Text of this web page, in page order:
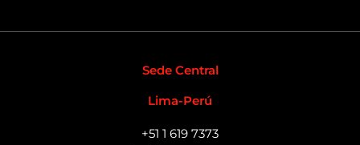
Sede Central
Lima-Perú
+51 1 619 7373